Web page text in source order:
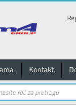
Kontakt